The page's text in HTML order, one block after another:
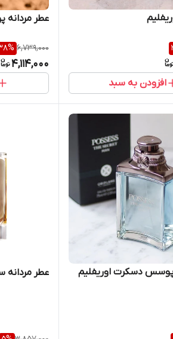
افزودن به سبد
عطر
6,739,000
%
4,114,000
پوسس دسکرت اوریفلیم عطر مردانه